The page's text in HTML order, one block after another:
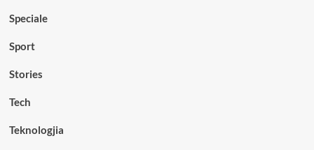
Speciale
Sport
Stories
Tech
Teknologjia